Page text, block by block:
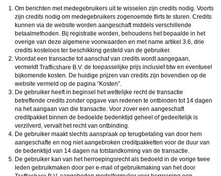
Om berichten met medegebruikers uit te wisselen zijn credits nodig. Voorts
zijn credits nodig om medegebruikers zogenoemde flirts te sturen. Credits
kunnen via de website worden aangeschaft middels verschillende
betaalmethoden. Bij registratie worden, behoudens het bepaalde in het
overige van deze algemene voorwaarden en met name artikel 3.6, drie
credits kosteloos ter beschikking gesteld van de gebruiker.
Voordat een transactie tot aanschaf van credits wordt aangegaan,
vermeldt
de toepasselijke prijs inclusief btw en eventueel
bijkomende kosten. De huidige prijzen van credits zijn bovendien op de
website vermeld op de pagina “Kosten”.
De gebruiker heeft in beginsel het wettelijke recht de transactie
betreffende credits zonder opgave van redenen te ontbinden tot 14 dagen
na het aangaan van die transactie. Voor zover een aangeschaft
creditpakket binnen de bedoelde bedenktijd geheel of gedeeltelijk is
verzilverd, vervalt het recht van ontbinding.
De gebruiker maakt slechts aanspraak op terugbetaling van door hem
aangeschafte en nog niet aangebroken creditpakketten voor de duur van
de bedenktijd van 14 dagen na totstandkoming van de transactie.
De gebruiker kan van het herroepingsrecht als bedoeld in de vorige twee
leden gebruikmaken door per e-mail of gebruikmaking van het door